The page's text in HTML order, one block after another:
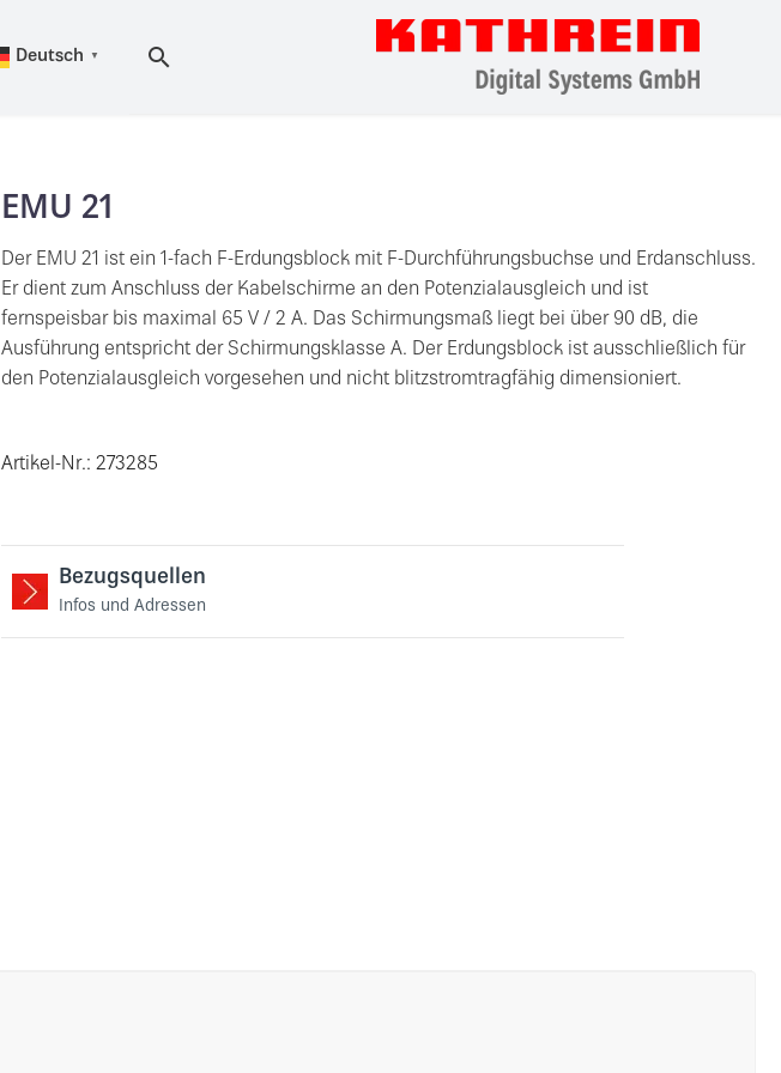
Deutsch ▼
EMU 21
Der EMU 21 ist ein 1-fach F-Erdungsblock mit F-Durchführungsbuchse und Erdanschluss.
Er dient zum Anschluss der Kabelschirme an den Potenzialausgleich und ist
fernspeisbar bis maximal 65 V / 2 A. Das Schirmungsmaß liegt bei über 90 dB, die
Ausführung entspricht der Schirmungsklasse A. Der Erdungsblock ist ausschließlich für
den Potenzialausgleich vorgesehen und nicht blitzstromtragfähig dimensioniert.
Artikel-Nr.: 273285
Bezugsquellen
Infos und Adressen